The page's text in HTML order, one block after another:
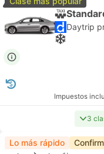
Impuestos
3
Lo más rápido